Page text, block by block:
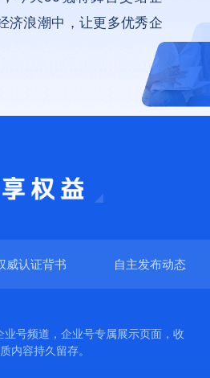
济浪潮中，让更多优秀企
威认证背书 自主发布动态
号频道，企业号专属展示页面，收
内容持久留存。